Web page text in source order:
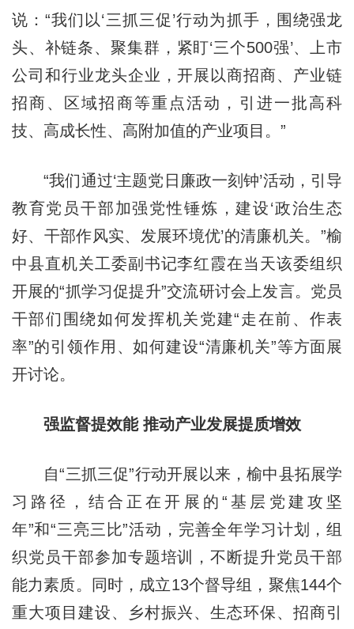
说：“我们以‘三抓三促’行动为抓手，围绕强龙
头、补链条、聚集群，紧盯‘三个500强’、上市
公司和行业龙头企业，开展以商招商、产业链
招商、区域招商等重点活动，引进一批高科
技、高成长性、高附加值的产业项目。”
“我们通过‘主题党日廉政一刻钟’活动，引导
教育党员干部加强党性锤炼，建设‘政治生态
好、干部作风实、发展环境优’的清廉机关。”榆
中县直机关工委副书记李红霞在当天该委组织
开展的“抓学习促提升”交流研讨会上发言。党员
干部们围绕如何发挥机关党建“走在前、作表
率”的引领作用、如何建设“清廉机关”等方面展
开讨论。
强监督提效能 推动产业发展提质增效
自“三抓三促”行动开展以来，榆中县拓展学
习路径，结合正在开展的“基层党建攻坚
年”和“三亮三比”活动，完善全年学习计划，组
织党员干部参加专题培训，不断提升党员干部
能力素质。同时，成立13个督导组，聚焦144个
重大项目建设、乡村振兴、生态环保、招商引